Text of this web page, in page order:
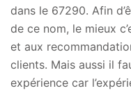
dans le 67290. Afin
de ce nom, le mieux
et aux
clients. Mais aussi il
expérience car